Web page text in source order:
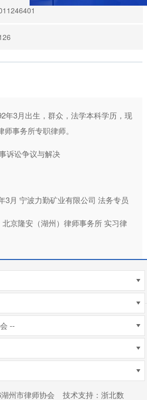
年3月出生，群众，法学本科学历，现
事务所专职律师。
诉讼争议与解决
3月 宁波力勤矿业有限公司 法务专员
京隆安（湖州）律师事务所 实习律
--
湖州市律师协会技术支持 ：浙北数